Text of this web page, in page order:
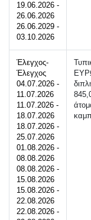
19.06.2026 -
26.06.2026
26.06.2029 -
03.10.2026
Έλεγχος-
Έλεγχος
04.07.2026 -
11.07.2026
11.07.2026 -
18.07.2026
18.07.2026 -
25.07.2026
01.08.2026 -
08.08.2026
08.08.2026 -
15.08.2026
15.08.2026 -
22.08.2026
22.08.2026 -